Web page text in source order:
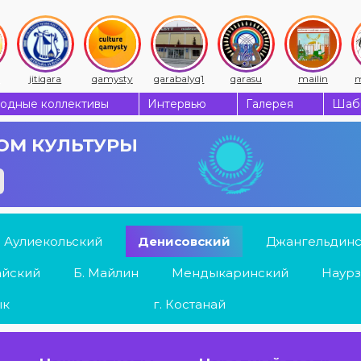
jitiqara qamysty qarabalyq1 qarasu mailin
коллективы Интервью Галерея
КУЛЬТУРЫ
Аулиекольский Денисовский
Б. Майлин Мендыкаринский
г. Костанай